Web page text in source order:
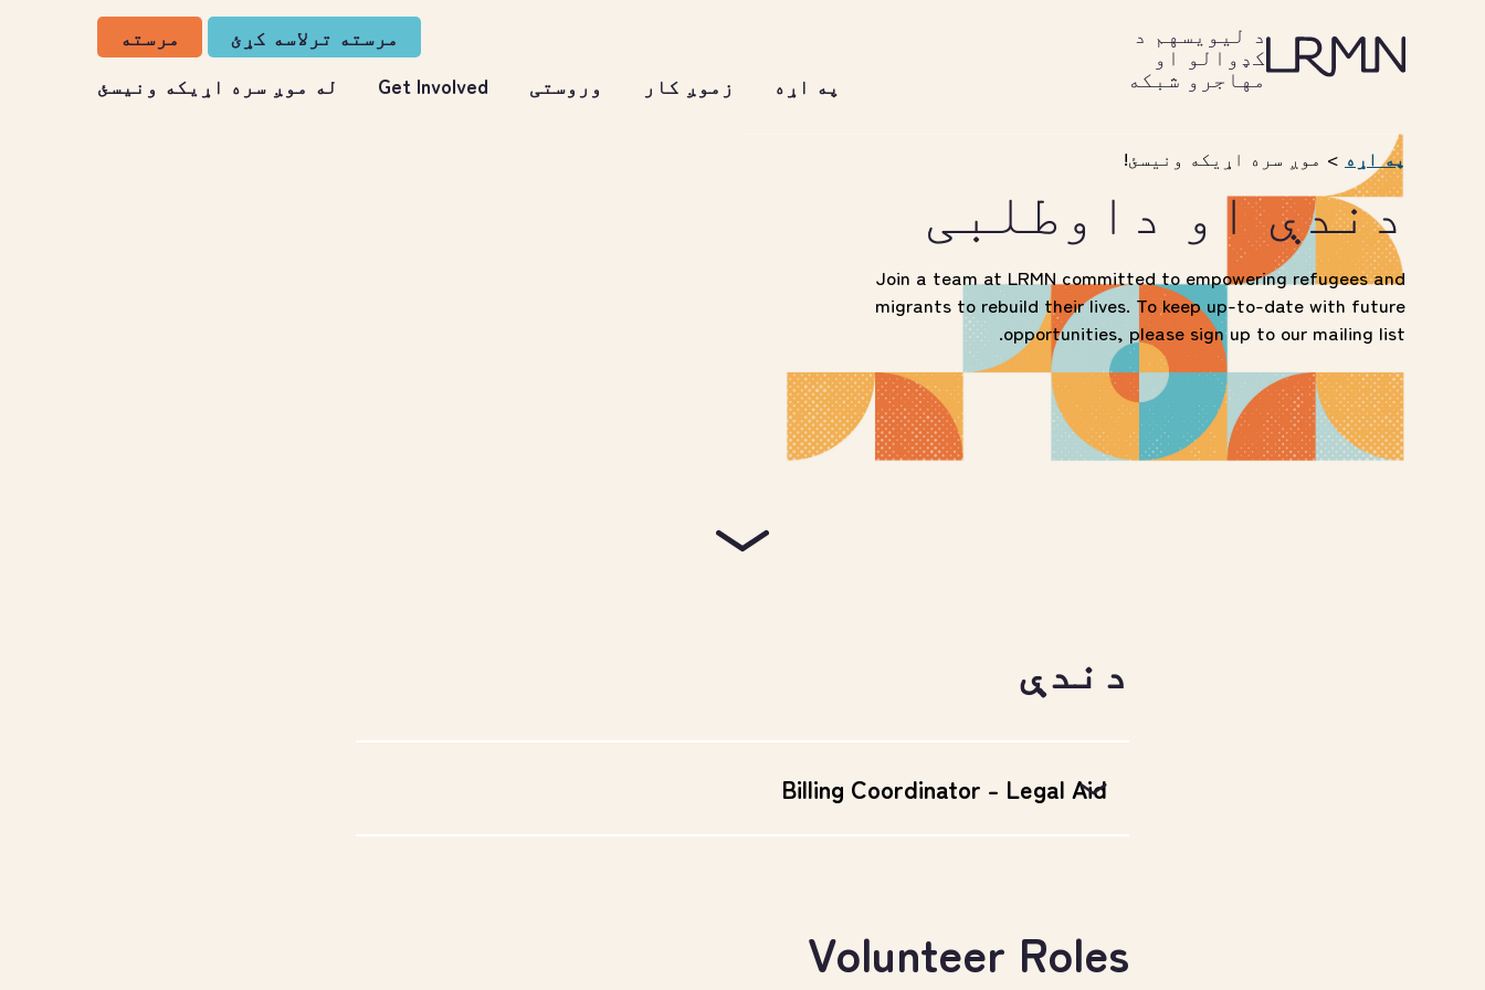
د لیویسهم د
کډوالو او
مهاجرو شبکه
مرسته ترلاسه کړئ
مرسته
په اړه
زموږ کار وروستی Get Involved له موږ سره اړیکه ونیسئ
په اړه > موږ سره اړیکه ونیسئ!
دندې او داوطلبی
Join a team at LRMN committed to empowering refugees and
migrants to rebuild their lives. To keep up-to-date with future
opportunities, please sign up to our mailing list.
دندې
Billing Coordinator - Legal Aid
Volunteer Roles